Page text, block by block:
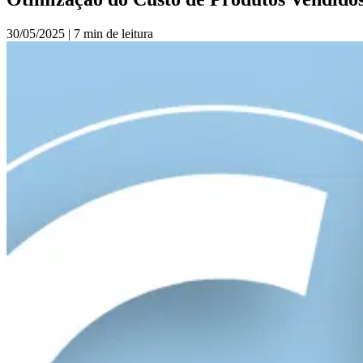
30/05/2025 | 7 min de leitura